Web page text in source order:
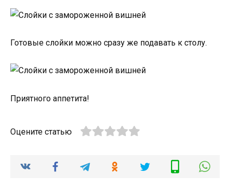
Готовые слойки можно сразу же подавать к столу.
Приятного аппетита!
Оцените статью